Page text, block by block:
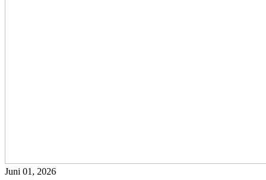
Juni 01, 2026